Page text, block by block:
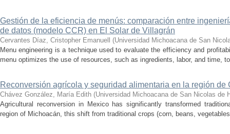
Gestión de la eficiencia de menús: comparación entre
de datos (modelo CCR) en El Solar de Villagrán
Cervantes Díaz, Cristopher Emanuell (Universidad Michoacana de San
Menu engineering is a technique used to evaluate the efficiency and
menu optimizes the use of resources, such as ingredients, labor, and time,
Reconversión agrícola y seguridad alimentaria en la región de
Chávez González, María Edith (Universidad Michoacana de San Nicolas de
Agricultural reconversion in Mexico has significantly transformed
region of Michoacán, this shift from traditional crops (corn, beans,